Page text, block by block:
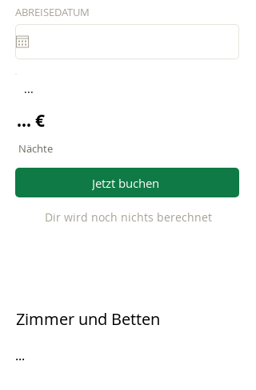
ABREISEDATUM
...
... €
Nächte
Jetzt buchen
Dir wird noch nichts berechnet
Zimmer und Betten
...